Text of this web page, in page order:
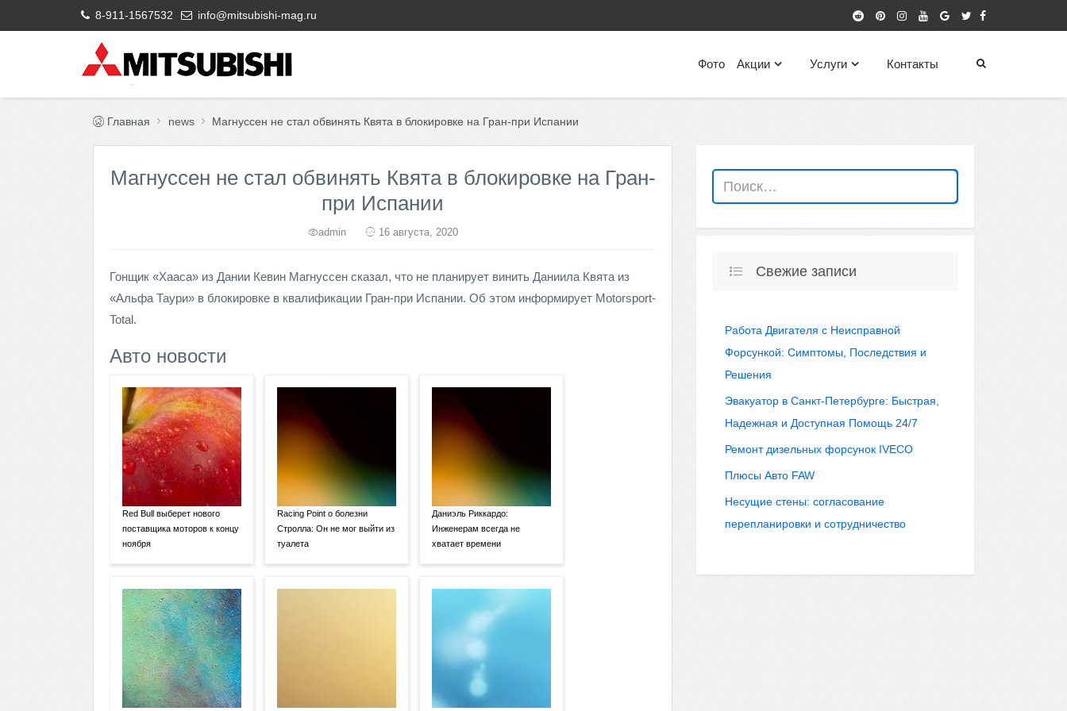
8-911-1567532 info@mitsubishi-mag.ru
Контакты
Услуги
Акции
Фото
Главная news Магнуссен не стал обвинять Квята в блокировке на Гран-при Испании
Магнуссен не стал обвинять Квята в блокировке на Гран-
при Испании
admin 16 августа, 2020
Гонщик «Хааса» из Дании Кевин Магнуссен сказал, что не планирует винить Даниила Квята из
«Альфа Таури» в блокировке в квалификации Гран-при Испании. Об этом информирует Motorsport-
Total.
Авто новости
Red Bull выберет нового
поставщика моторов к концу
ноября
Racing Point о болезни
Стролла: Он не мог выйти из
туалета
Даниэль Риккардо:
Инженерам всегда не
хватает времени
Свежие записи
Работа Двигателя с Неисправной
Форсункой: Симптомы, Последствия и
Решения
Эвакуатор в Санкт-Петербурге: Быстрая,
Надежная и Доступная Помощь 24/7
Ремонт дизельных форсунок IVECO
Плюсы Авто FAW
Несущие стены: согласование
перепланировки и сотрудничество